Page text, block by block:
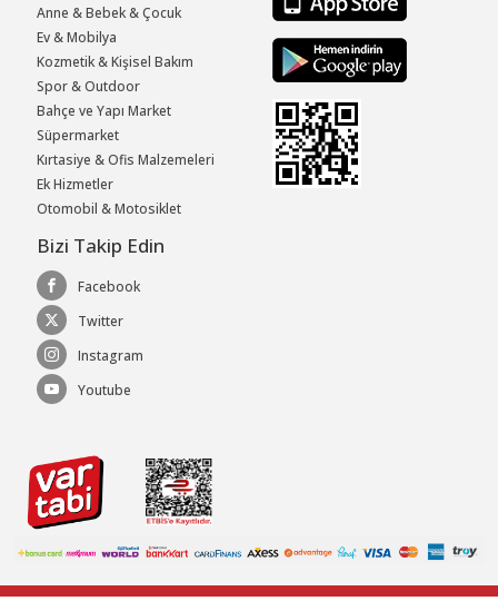
Anne & Bebek & Çocuk
Ev & Mobilya
Kozmetik & Kişisel Bakım
Spor & Outdoor
Bahçe ve Yapı Market
Süpermarket
Kırtasiye & Ofis Malzemeleri
Ek Hizmetler
Otomobil & Motosiklet
Bizi Takip Edin
Facebook
Twitter
Instagram
Youtube